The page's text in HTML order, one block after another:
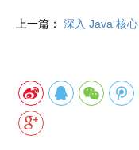
上一篇： 深入 Java 核心